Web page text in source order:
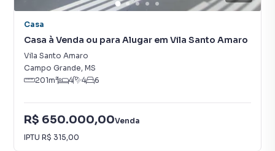
Casa
Casa à Venda ou para Alugar em Vila Santo Amaro
Vila Santo Amaro
Campo Grande, MS
201m² 4 4 6
R$ 650.000,00Venda
IPTU R$ 315,00